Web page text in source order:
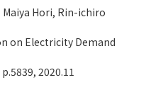
Maiya Hori, Rin-ichiro
on Electricity Demand
2020.11